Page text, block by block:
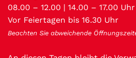
08.00 – 12.00 | 14.00 – 17.00 Uhr
Vor Feiertagen bis 16.30 Uhr
Beachten Sie abweichende